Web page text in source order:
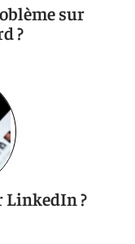
sur
?
LinkedIn ?